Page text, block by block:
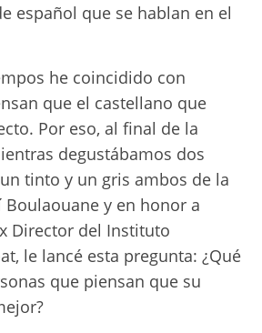
español que se hablan en el
he coincidido con
que el castellano que
Por eso, al final de la
degustábamos dos
tinto y un gris ambos de la
y en honor a
Director del Instituto
le lancé esta pregunta: ¿Qué
que piensan que su